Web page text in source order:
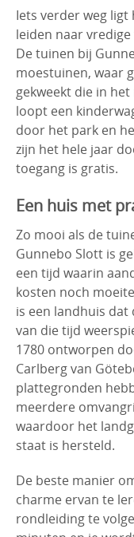
Iets verder weg ligt
leiden naar
De tuinen bij
moestuinen, waar
gekweekt die in
loopt een
door het park en
zijn het hele jaar
toegang is gratis.
Een huis met
Zo mooi als de
Gunnebo Slott is
een tijd waarin
kosten noch
is een landhuis dat
van die tijd
1780 ontworpen
Carlberg van
plattegronden
meerdere
waardoor het
staat is hersteld.
De beste manier
charme ervan te
rondleiding te